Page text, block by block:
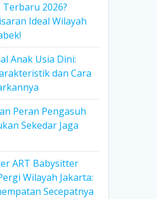
Terbaru 2026?
Ideal Wilayah
Anak Usia Dini:
dan Cara
Peran Pengasuh
Sekedar Jaga
ART Babysitter
Wilayah Jakarta:
Secepatnya